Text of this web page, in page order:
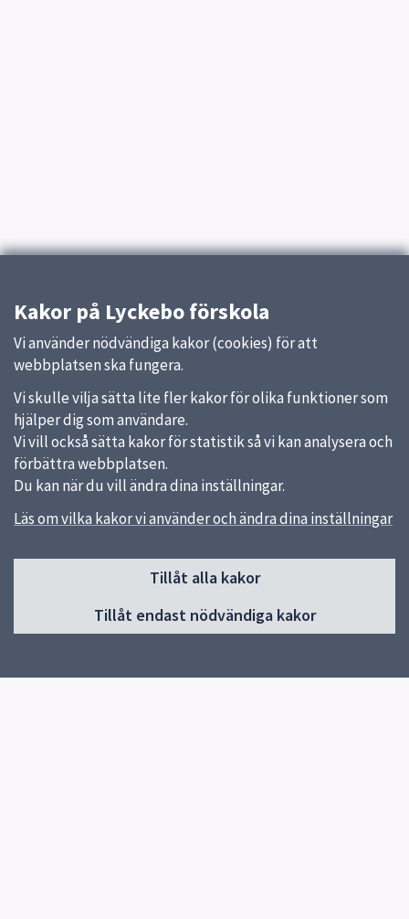
Kakor på Lyckebo förskola
Vi använder nödvändiga kakor (cookies) för att
webbplatsen ska fungera.
Vi skulle vilja sätta lite fler kakor för olika funktioner som
hjälper dig som användare.
Vi vill också sätta kakor för statistik så vi kan analysera och
förbättra webbplatsen.
Du kan när du vill ändra dina inställningar.
Läs om vilka kakor vi använder och ändra dina inställningar
Tillåt alla kakor
Tillåt endast nödvändiga kakor